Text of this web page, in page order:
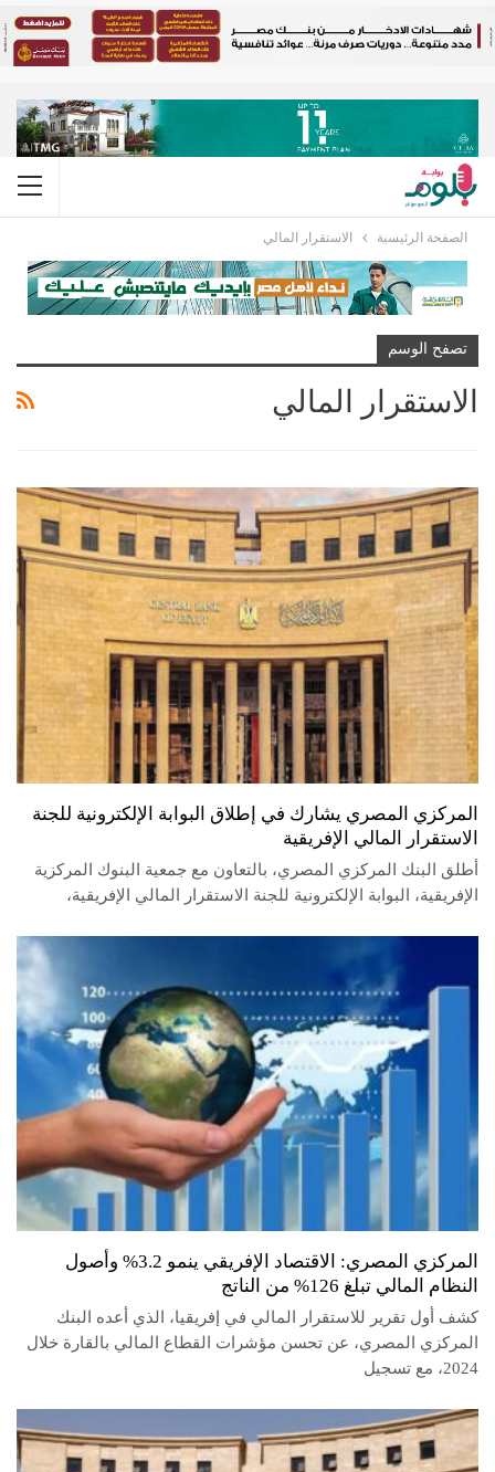
الصفحة الرئيسية الاستقرار المالي
تصفح الوسم
الاستقرار المالي
المركزي المصري يشارك في إطلاق البوابة الإلكترونية للجنة
الاستقرار المالي الإفريقية
أطلق البنك المركزي المصري، بالتعاون مع جمعية البنوك المركزية
الإفريقية، البوابة الإلكترونية للجنة الاستقرار المالي الإفريقية،
المركزي المصري: الاقتصاد الإفريقي ينمو 3.2% وأصول
النظام المالي تبلغ 126% من الناتج
كشف أول تقرير للاستقرار المالي في إفريقيا، الذي أعده البنك
المركزي المصري، عن تحسن مؤشرات القطاع المالي بالقارة خلال
2024، مع تسجيل